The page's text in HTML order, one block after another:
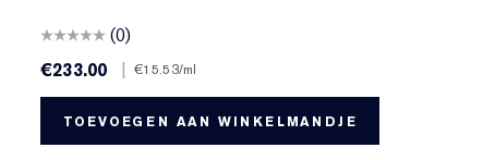
(0)
€233.00
| €15.53/ml
TOEVOEGEN AAN WINKELMANDJE